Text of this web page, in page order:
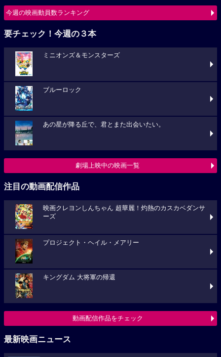
今週の映画動員数ランキング
要チェック！今週の３本
ミニオンズ＆モンスターズ
ブルーロック
あの星が降る丘で、君とまた出会いたい。
劇場上映中の映画一覧
注目の動画配信作品
映画クレヨンしんちゃん 超華麗！灼熱のカスカベダンサ
ーズ
プロジェクト・ヘイル・メアリー
キングダム 大将軍の帰還
動画配信作品をチェック
最新映画ニュース